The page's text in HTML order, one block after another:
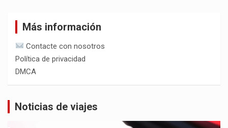
Más información
Contacte con nosotros
Política de privacidad
DMCA
Noticias de viajes